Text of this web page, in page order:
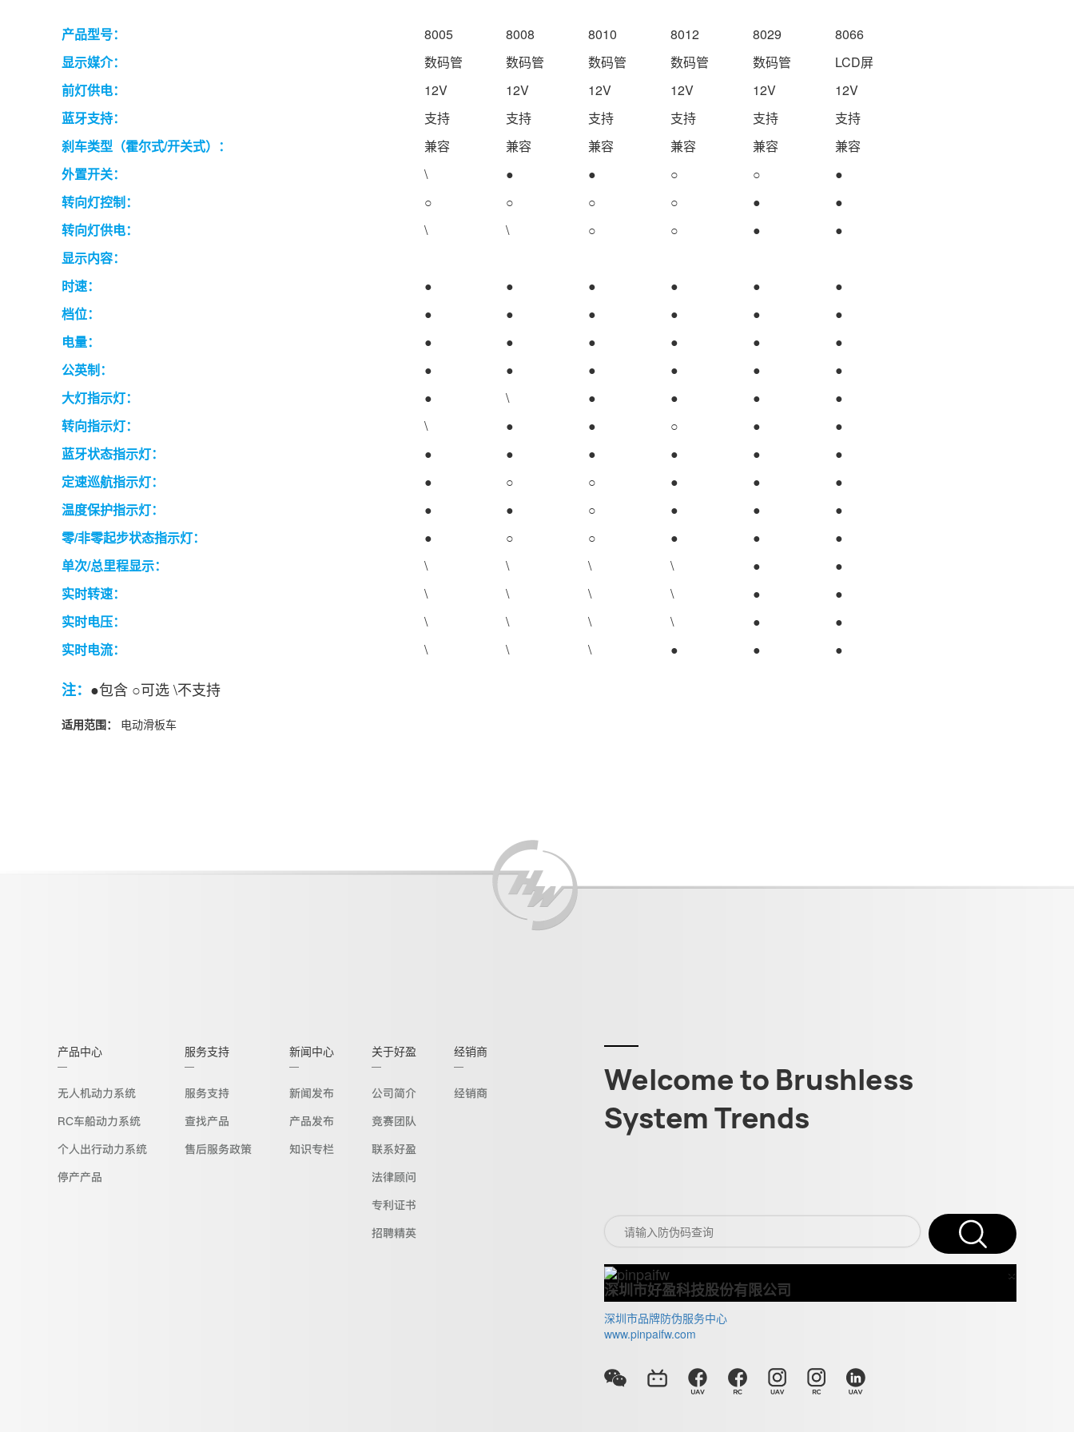
产品型号： 8005 8008 8010 8012 8029
8066
显示媒介：
数码管 数码管 数码管 数码管 数码管
LCD屏
前灯供电：
12V 12V 12V 12V 12V
12V
蓝牙支持：
支持 支持 支持 支持 支持
支持
刹车类型（霍尔式/开关式）：
兼容 兼容 兼容 兼容 兼容
兼容
外置开关：
\ ● ● ○ ○
●
转向灯控制：
○ ○ ○ ○ ●
●
转向灯供电：
\ \ ○ ○ ●
●
显示内容：
时速：
● ● ● ● ●
●
档位：
● ● ● ● ●
●
电量：
● ● ● ● ●
●
公英制：
● ● ● ● ●
●
大灯指示灯：
● \ ● ● ●
●
转向指示灯：
\ ● ● ○ ●
●
蓝牙状态指示灯：
● ● ● ● ●
●
定速巡航指示灯：
● ○ ○ ● ●
●
温度保护指示灯：
● ● ○ ● ●
●
零/非零起步状态指示灯：
● ○ ○ ● ●
●
单次/总里程显示：
\ \ \ \ ●
●
实时转速：
\ \ \ \ ●
●
实时电压：
\ \ \ \ ●
●
实时电流：
\ \ \ ● ● ●
注： ●包含 ○可选 \不支持
适用范围： 电动滑板车
产品中心
无人机动力系统
RC车船动力系统
个人出行动力系统
停产产品
服务支持
服务支持
查找产品
售后服务政策
新闻中心
新闻发布
产品发布
知识专栏
关于好盈
公司简介
竞赛团队
联系好盈
法律顾问
专利证书
招聘精英
经销商
经销商
Welcome to Brushless
System Trends
×
深圳市好盈科技股份有限公司
深圳市品牌防伪服务中心
www.pinpaifw.com